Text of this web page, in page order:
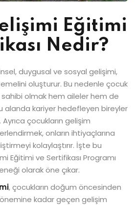
Eğitimi
Nedir?
duygusal ve sosyal gelişimi,
oluşturur. Bu nedenle çocuk
sahibi olmak hem aileler hem de
alanda kariyer hedefleyen bireyler
çocukların gelişim
onların ihtiyaçlarına
kolaylaştırır. İşte bu
Eğitimi ve Sertifikası Programı
olarak öne çıkar.
, çocukların doğum öncesinden
kadar geçen gelişim